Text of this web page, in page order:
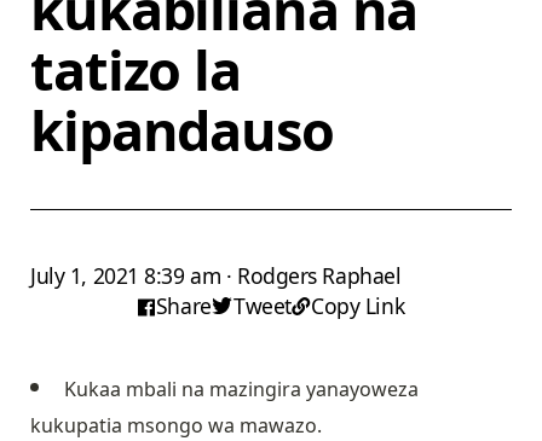
tatizo la
kipandauso
July 1, 2021 8:39 am · Rodgers Raphael
Share
Tweet Copy Link
Kukaa mbali na mazingira yanayoweza
kukupatia msongo wa mawazo.